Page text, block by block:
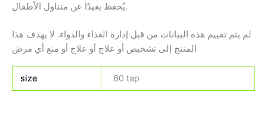
يُحفظ بعيدًا عن متناول الأطفال.
لم يتم تقييم هذه البيانات من قبل إدارة الغذاء والدواء. لا يهدف هذا
المنتج إلى تشخيص أو علاج أو علاج أو منع أي مرض
size 60 tap